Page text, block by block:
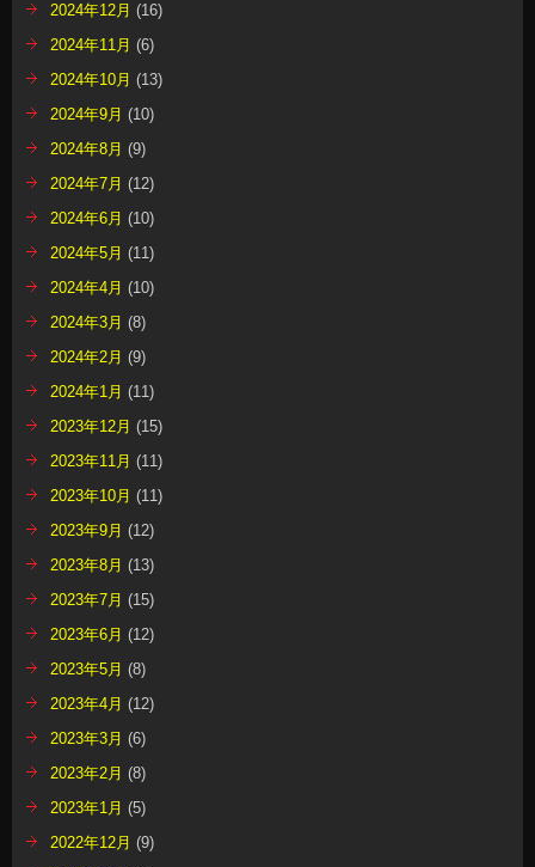
2024年12月 (16)
2024年11月 (6)
2024年10月 (13)
2024年9月 (10)
2024年8月 (9)
2024年7月 (12)
2024年6月 (10)
2024年5月 (11)
2024年4月 (10)
2024年3月 (8)
2024年2月 (9)
2024年1月 (11)
2023年12月 (15)
2023年11月 (11)
2023年10月 (11)
2023年9月 (12)
2023年8月 (13)
2023年7月 (15)
2023年6月 (12)
2023年5月 (8)
2023年4月 (12)
2023年3月 (6)
2023年2月 (8)
2023年1月 (5)
2022年12月 (9)